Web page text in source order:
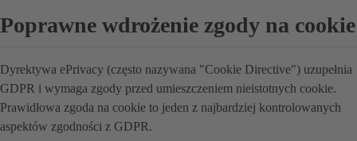
Poprawne wdrożenie zgody na cookie
Dyrektywa ePrivacy (często nazywana "Cookie Directive") uzupełnia
GDPR i wymaga zgody przed umieszczeniem nieistotnych cookie.
Prawidłowa zgoda na cookie to jeden z najbardziej kontrolowanych
aspektów zgodności z GDPR.